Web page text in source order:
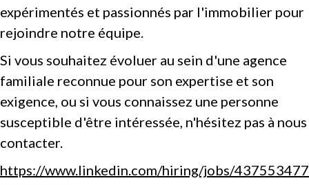
expérimentés et passionnés par l'immobilier pour
rejoindre notre équipe.
Si vous souhaitez évoluer au sein d'une agence
familiale reconnue pour son expertise et son
exigence, ou si vous connaissez une personne
susceptible d'être intéressée, n'hésitez pas à nous
contacter.
https://www.linkedin.com/hiring/jobs/